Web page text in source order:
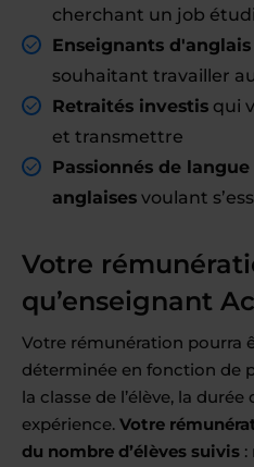
cherchant un job
Enseignants
souhaitant travailler
Retraités investis qui
et transmettre
Passionnés de
anglaises voulant
Votre
qu’enseignant
Votre rémunération pourra
déterminée en fonction de
la classe de l’élève, la
expérience. Votre
du nombre d’élèves suivis :